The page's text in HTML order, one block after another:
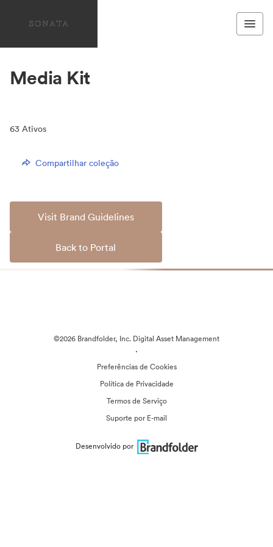
Media Kit
63 Ativos
Compartilhar coleção
Visit Brand Guidelines
Back to Portal
©2026 Brandfolder, Inc. Digital Asset Management
·
Preferências de Cookies
Política de Privacidade
Termos de Serviço
Suporte por E-mail
Desenvolvido por